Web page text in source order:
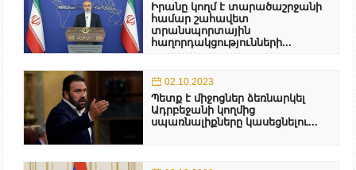
Իրանը կողմ է տարածաշրջանի
համար շահավետ
տրանսպորտային
հաղորդակցությունների...
02.10.2023
Պետք է միջոցներ ձեռնարկել
Ադրբեջանի կողմից
սպառնալիքները կասեցնելու...